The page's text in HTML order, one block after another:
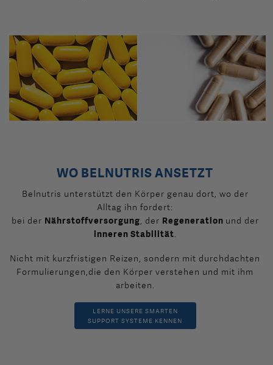
WO BELNUTRIS ANSETZT
Belnutris unterstützt den Körper genau dort, wo der
Alltag ihn fordert:
bei der Nährstoffversorgung , der Regeneration und der
inneren Stabilität
Nicht mit kurzfristigen Reizen, sondern mit durchdachten
Formulierungen,die den Körper verstehen und mit ihm
arbeiten.
LERNE UNSERE SMARTEN
SUPPORT SYSTEME KENNEN